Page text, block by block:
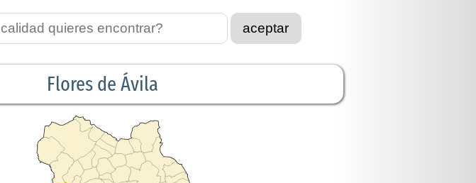
aceptar
Flores de Ávila